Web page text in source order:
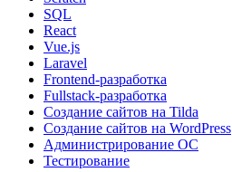
SQL
React
Vue.js
Laravel
Frontend-разработка
Fullstack-разработка
Создание сайтов на Tilda
Создание сайтов на WordPress
Администрирование ОС
Тестирование